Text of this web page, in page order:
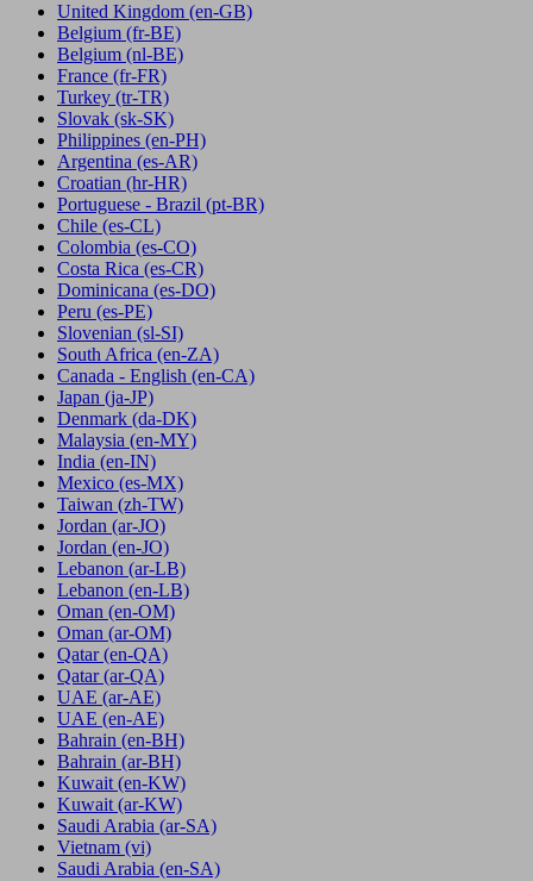
United Kingdom (en-GB)
Belgium (fr-BE)
Belgium (nl-BE)
France (fr-FR)
Turkey (tr-TR)
Slovak (sk-SK)
Philippines (en-PH)
Argentina (es-AR)
Croatian (hr-HR)
Portuguese - Brazil (pt-BR)
Chile (es-CL)
Colombia (es-CO)
Costa Rica (es-CR)
Dominicana (es-DO)
Peru (es-PE)
Slovenian (sl-SI)
South Africa (en-ZA)
Canada - English (en-CA)
Japan (ja-JP)
Denmark (da-DK)
Malaysia (en-MY)
India (en-IN)
Mexico (es-MX)
Taiwan (zh-TW)
Jordan (ar-JO)
Jordan (en-JO)
Lebanon (ar-LB)
Lebanon (en-LB)
Oman (en-OM)
Oman (ar-OM)
Qatar (en-QA)
Qatar (ar-QA)
UAE (ar-AE)
UAE (en-AE)
Bahrain (en-BH)
Bahrain (ar-BH)
Kuwait (en-KW)
Kuwait (ar-KW)
Saudi Arabia (ar-SA)
Vietnam (vi)
Saudi Arabia (en-SA)